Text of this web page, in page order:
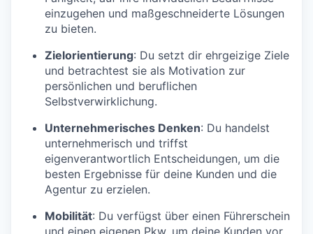
einzugehen und maßgeschneiderte Lösungen
zu bieten.
Zielorientierung: Du setzt dir ehrgeizige Ziele
und betrachtest sie als Motivation zur
persönlichen und beruflichen
Selbstverwirklichung.
Unternehmerisches Denken: Du handelst
unternehmerisch und triffst
eigenverantwortlich Entscheidungen, um die
besten Ergebnisse für deine Kunden und die
Agentur zu erzielen.
Mobilität: Du verfügst über einen Führerschein
und einen eigenen Pkw, um deine Kunden vor